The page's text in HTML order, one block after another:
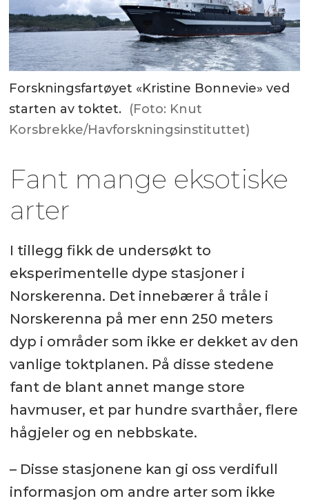
Forskningsfartøyet «Kristine Bonnevie» ved
starten av toktet. (Foto: Knut
Korsbrekke/Havforskningsinstituttet)
Fant mange eksotiske
arter
I tillegg fikk de undersøkt to
eksperimentelle dype stasjoner i
Norskerenna. Det innebærer å tråle i
Norskerenna på mer enn 250 meters
dyp i områder som ikke er dekket av den
vanlige toktplanen. På disse stedene
fant de blant annet mange store
havmuser, et par hundre svarthåer, flere
hågjeler og en nebbskate.
– Disse stasjonene kan gi oss verdifull
informasjon om andre arter som ikke